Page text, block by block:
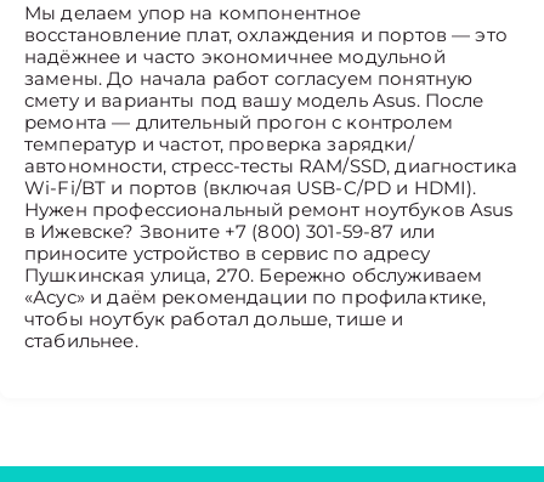
Мы делаем упор на компонентное
восстановление плат, охлаждения и портов — это
надёжнее и часто экономичнее модульной
замены. До начала работ согласуем понятную
смету и варианты под вашу модель Asus. После
ремонта — длительный прогон с контролем
температур и частот, проверка зарядки/
автономности, стресс-тесты RAM/SSD, диагностика
Wi-Fi/BT и портов (включая USB-C/PD и HDMI).
Нужен профессиональный ремонт ноутбуков Asus
в Ижевске? Звоните +7 (800) 301-59-87 или
приносите устройство в сервис по адресу
Пушкинская улица, 270. Бережно обслуживаем
«Асус» и даём рекомендации по профилактике,
чтобы ноутбук работал дольше, тише и
стабильнее.